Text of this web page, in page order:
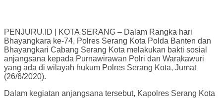
PENJURU.ID | KOTA SERANG – Dalam Rangka hari
Bhayangkara ke-74, Polres Serang Kota Polda Banten dan
Bhayangkari Cabang Serang Kota melakukan bakti sosial
anjangsana kepada Purnawirawan Polri dan Warakawuri
yang ada di wilayah hukum Polres Serang Kota, Jumat
(26/6/2020).
Dalam kegiatan anjangsana tersebut, Kapolres Serang Kota